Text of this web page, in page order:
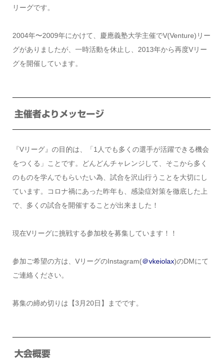
リーグです。
2004年〜2009年にかけて、慶應義塾大学主催でV(Venture)リー
グがありましたが、一時活動を休止し、2013年から再度Vリー
グを開催しています。
主催者よりメッセージ
『Vリーグ』の目的は、「1人でも多くの選手が活躍できる機会
をつくる」ことです。どんどんチャレンジして、そこから多く
のものを学んでもらいたい為、試合を沢山行うことを大切にし
ています。コロナ禍にあった昨年も、感染症対策を徹底した上
で、多くの試合を開催することが出来ました！
現在Vリーグに挑戦する参加校を募集しています！！
参加ご希望の方は、VリーグのInstagram(＠vkeiolax)のDMにて
ご連絡ください。
募集の締め切りは【3月20日】までです。
大会概要